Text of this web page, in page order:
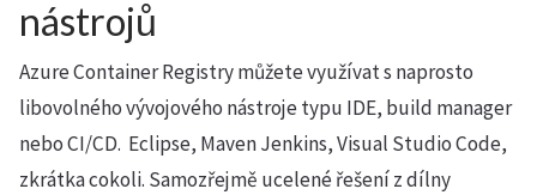
nástrojů
Azure Container Registry můžete využívat s naprosto
libovolného vývojového nástroje typu IDE, build manager
nebo CI/CD. Eclipse, Maven Jenkins, Visual Studio Code,
zkrátka cokoli. Samozřejmě ucelené řešení z dílny